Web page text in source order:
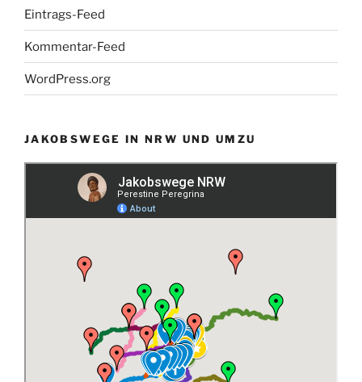
Eintrags-Feed
Kommentar-Feed
WordPress.org
JAKOBSWEGE IN NRW UND UMZU